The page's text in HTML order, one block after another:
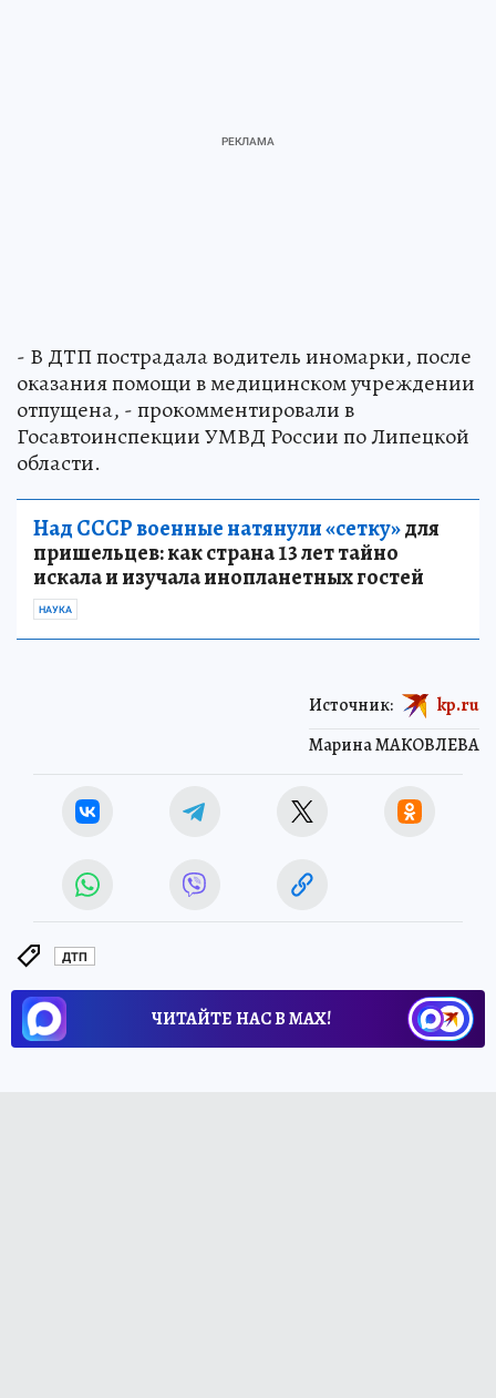
- В ДТП пострадала водитель иномарки, после
оказания помощи в медицинском учреждении
отпущена, - прокомментировали в
Госавтоинспекции УМВД России по Липецкой
области.
Над СССР военные натянули «сетку»для
пришельцев: как страна 13 лет тайно
искала и изучала инопланетных гостей
НАУКА
Марина МАКОВЛЕВА
Источник: kp.ru
ДТП
ЧИТАЙТЕ НАС В МАХ!